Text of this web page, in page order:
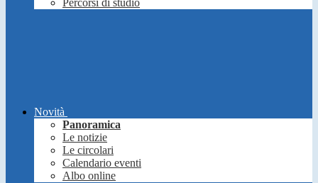
Percorsi di studio
Novità
Panoramica
Le notizie
Le circolari
Calendario eventi
Albo online